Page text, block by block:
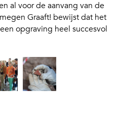
al voor de aanvang van de
Graaft! bewijst dat het
opgraving heel succesvol